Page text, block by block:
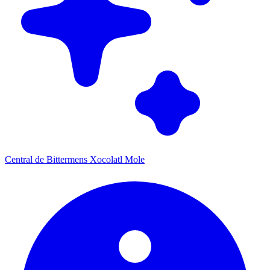
Central de Bittermens Xocolatl Mole